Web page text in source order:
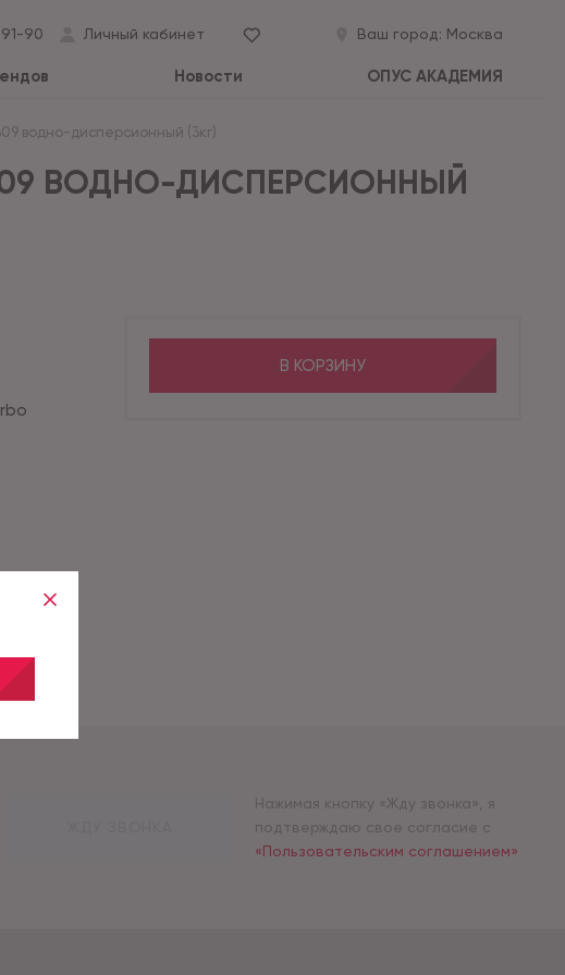
90 Личный кабинет Ваш город: Москва
Новости ОПУС АКАДЕМИЯ
водно-дисперсионный (3кг)
ВОДНО-ДИСПЕРСИОННЫЙ
В КОРЗИНУ
Нажимая кнопку «Жду звонка», я
подтверждаю свое согласие с
«Пользовательским соглашением»